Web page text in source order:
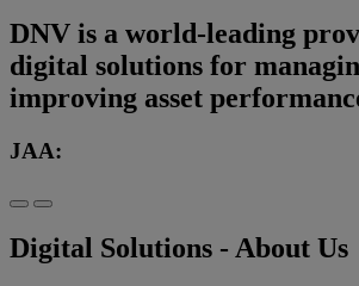
DNV is a world-leading
digital solutions for
improving asset
JAA:
Digital Solutions - About Us